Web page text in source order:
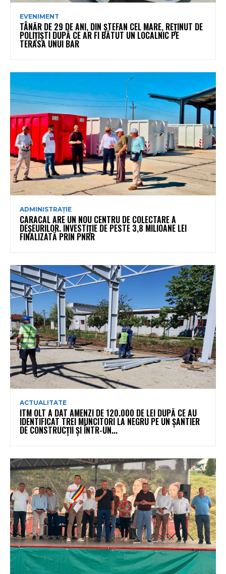
EVENIMENT
TÂNĂR DE 29 DE ANI, DIN ȘTEFAN CEL MARE, REȚINUT DE
POLIȚIȘTI DUPĂ CE AR FI BĂTUT UN LOCALNIC PE
TERASA UNUI BAR
ADMINISTRAȚIE
CARACAL ARE UN NOU CENTRU DE COLECTARE A
DEȘEURILOR. INVESTIȚIE DE PESTE 3,8 MILIOANE LEI
FINALIZATĂ PRIN PNRR
ACTUALITATE
ITM OLT A DAT AMENZI DE 120.000 DE LEI DUPĂ CE AU
IDENTIFICAT TREI MUNCITORI LA NEGRU PE UN ȘANTIER
DE CONSTRUCȚII ȘI ÎNTR-UN...